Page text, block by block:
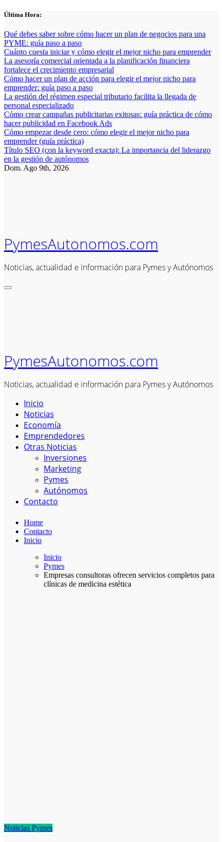
Saltar
contenido
Última Hora:
Qué debes saber sobre cómo hacer un plan de negocios para una
PYME: guía paso a paso
Cuánto cuesta iniciar y cómo elegir el mejor nicho para emprender
La asesoría comercial orientada a la planificación financiera
fortalece el crecimiento empresarial
Cómo hacer un plan de acción para elegir el mejor nicho para
emprender: guía paso a paso
La gestión del régimen especial tributario facilita la llegada de
personal especializado
Cómo crear campañas publicitarias exitosas: guía práctica de cómo
hacer publicidad en Facebook Ads
Cómo empezar desde cero: cómo elegir el mejor nicho para
emprender (guía práctica)
Título SEO (con la keyword exacta): La importancia del liderazgo
en la gestión de autónomos
Dom. Ago 9th, 2026
PymesAutonomos.com
Noticias, actualidad e información para Pymes y Autónomos
PymesAutonomos.com
Noticias, actualidad e información para Pymes y Autónomos
Inicio
Noticias
Economía
Emprendedores
Otras Noticias
Inversiones
Marketing
Pymes
Autónomos
Contacto
Home
Contacto
Inicio
Inicio
Pymes
Empresas consultoras ofrecen servicios completos para
clínicas de medicina estética
Noticias Pymes